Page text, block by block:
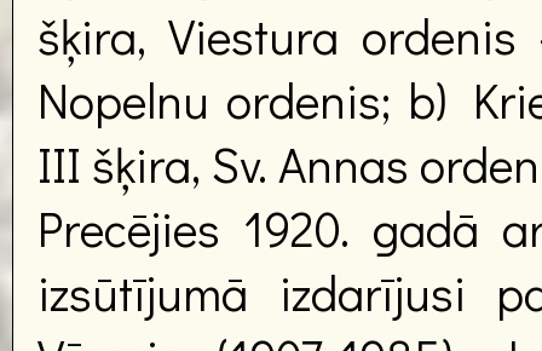
šķira, Viestura
Nopelnu ordenis; b)
III šķira, Sv. Annas
Precējies 1920. gadā
izsūtījumā izdarījusi